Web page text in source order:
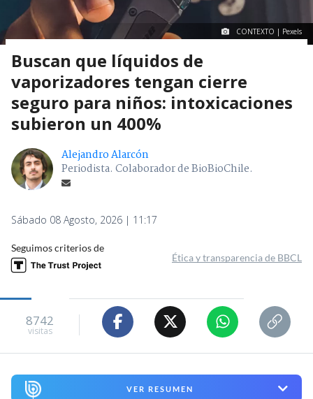
CONTEXTO | Pexels
Buscan que líquidos de
vaporizadores tengan cierre
seguro para niños: intoxicaciones
subieron un 400%
Alejandro Alarcón
Periodista. Colaborador de BioBioChile.
Sábado 08 Agosto, 2026 | 11:17
Seguimos criterios de
Ética y transparencia de BBCL
8742
visitas
VER RESUMEN